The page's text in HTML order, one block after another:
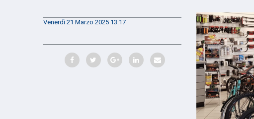
Venerdì 21 Marzo 2025 13:17